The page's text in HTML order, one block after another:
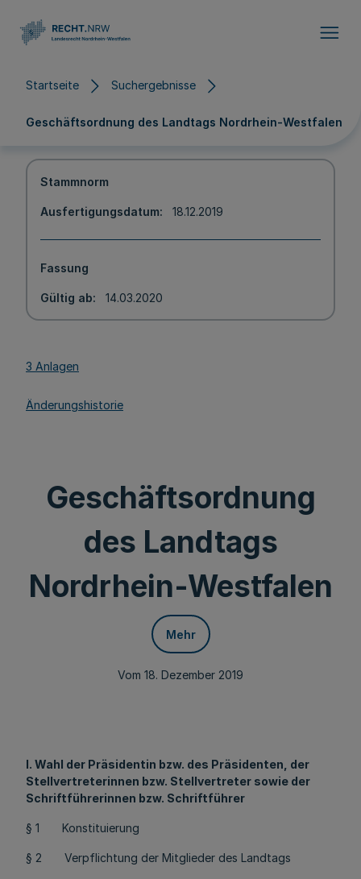
Startseite Suchergebnisse
Geschäftsordnung des Landtags Nordrhein-Westfalen
Stammnorm
Ausfertigungsdatum 18.12.2019
Fassung
Gültig ab 14.03.2020
3 Anlagen
Änderungshistorie
Geschäftsordnung
des Landtags
Nordrhein-Westfalen
Mehr
Vom 18. Dezember 2019
I. Wahl der Präsidentin bzw. des Präsidenten, der
Stellvertreterinnen bzw. Stellvertreter sowie der
Schriftführerinnen bzw. Schriftführer
§ 1 Konstituierung
§ 2 Verpflichtung der Mitglieder des Landtags